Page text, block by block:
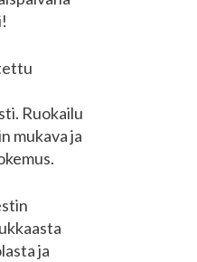
Ruokailu
mukava ja
ja